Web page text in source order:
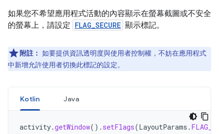
如果您不希望應用程式活動的內容顯示在螢幕截圖或不安全
的螢幕上，請設定 FLAG_SECURE 顯示標記。
附註： 如要提供資訊透明度與使用者控制權，不妨在應用程式
中新增允許使用者切換此標記的設定。
Kotlin Java
activity.getWindow(). setFlags(LayoutParams .